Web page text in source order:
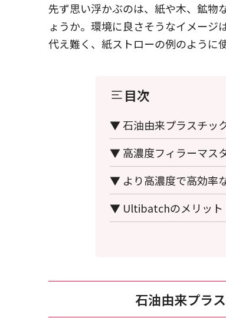
先ず思い浮かぶのは、紙や木、鉱物
ょうか。環境に良さそうなイメー
代え難く、紙ストローの例のように
目次
▼ 石油由来プラスチッ
▼ 高濃度フィラーマス
▼ より高濃度で高効率
▼ Ultibatchのメリット
石油由来プラ